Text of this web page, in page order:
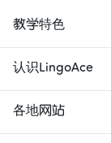
教学特色
认识LingoAce
各地网站